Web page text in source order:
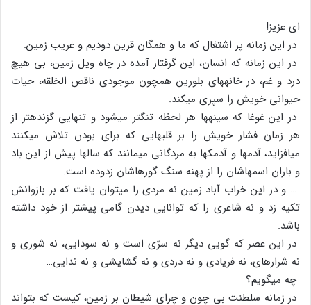
ای عزیز!
در این زمانه پر اشتغال که ما و همگان قرین دودیم و غریب زمین.
در این زمانه که انسان، این گرفتار آمده در چاه ویل زمین، بی هیچ
درد و غم، در خانه‏های بلورین همچون موجودی ناقص الخلقه، حیات
حیوانی خویش را سپری می‏کند.
در این غوغا که سینه‏ها هر لحظه تنگ‏تر می‏شود و تنهایی گزنده‏تر از
هر زمان فشار خویش را بر قلبهایی که برای بودن تلاش می‏کنند
می‏افزاید، آدمها و آدمکها به مردگانی می‏مانند که سال‏ها پیش از این باد
و باران اسمهاشان را از پهنه سنگ گورهاشان زدوده است.
… و در این خراب آباد زمین نه مردی را می‏توان یافت که بر بازوانش
تکیه زد و نه شاعری را که توانایی دیدن گامی پیش‏تر از خود داشته
باشد.
در این عصر که گویی دیگر نه سرّی است و نه سودایی، نه شوری و
نه شراره‏ای، نه فریادی و نه دردی و نه گشایشی و نه ندایی…
چه می‏گویم؟
در زمانه سلطنت بی چون و چرای شیطان بر زمین، کیست که بتواند